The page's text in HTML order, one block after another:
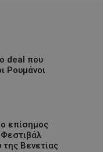
deal που
Ρουμάνοι
επίσημος
Βενετίας